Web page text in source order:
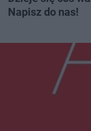
Napisz do nas!